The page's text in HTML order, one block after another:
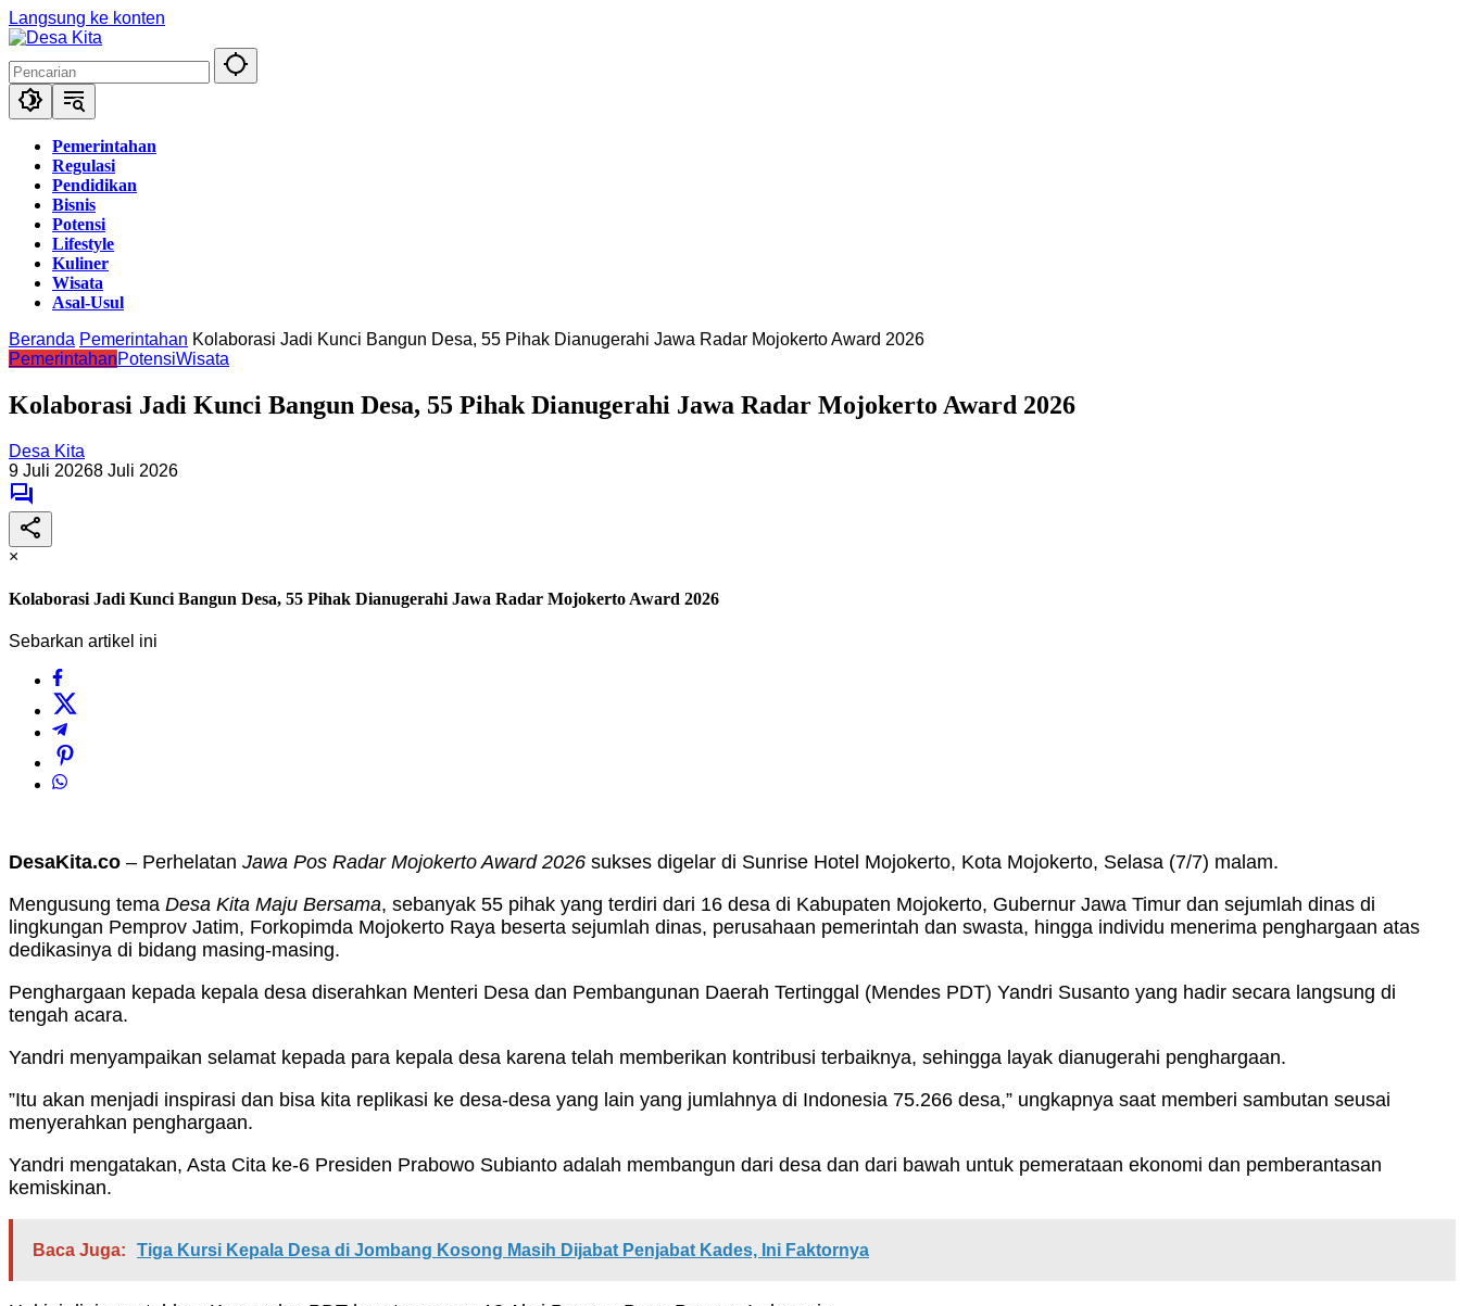
Langsung ke konten
Pemerintahan
Regulasi
Pendidikan
Bisnis
Potensi
Lifestyle
Kuliner
Wisata
Asal-Usul
Beranda Pemerintahan Kolaborasi Jadi Kunci Bangun Desa, 55 Pihak Dianugerahi Jawa Radar Mojokerto Award 2026
PemerintahanPotensiWisata
Kolaborasi Jadi Kunci Bangun Desa, 55 Pihak Dianugerahi Jawa Radar Mojokerto Award 2026
Desa Kita
9 Juli 20268 Juli 2026
×
Kolaborasi Jadi Kunci Bangun Desa, 55 Pihak Dianugerahi Jawa Radar Mojokerto Award 2026
Sebarkan artikel ini
DesaKita.co – Perhelatan Jawa Pos Radar Mojokerto Award 2026 sukses digelar di Sunrise Hotel Mojokerto, Kota Mojokerto, Selasa (7/7) malam.
Mengusung tema Desa Kita Maju Bersama, sebanyak 55 pihak yang terdiri dari 16 desa di Kabupaten Mojokerto, Gubernur Jawa Timur dan sejumlah dinas di
lingkungan Pemprov Jatim, Forkopimda Mojokerto Raya beserta sejumlah dinas, perusahaan pemerintah dan swasta, hingga individu menerima penghargaan atas
dedikasinya di bidang masing-masing.
Penghargaan kepada kepala desa diserahkan Menteri Desa dan Pembangunan Daerah Tertinggal (Mendes PDT) Yandri Susanto yang hadir secara langsung di
tengah acara.
Yandri menyampaikan selamat kepada para kepala desa karena telah memberikan kontribusi terbaiknya, sehingga layak dianugerahi penghargaan.
”Itu akan menjadi inspirasi dan bisa kita replikasi ke desa-desa yang lain yang jumlahnya di Indonesia 75.266 desa,” ungkapnya saat memberi sambutan seusai
menyerahkan penghargaan.
Yandri mengatakan, Asta Cita ke-6 Presiden Prabowo Subianto adalah membangun dari desa dan dari bawah untuk pemerataan ekonomi dan pemberantasan
kemiskinan.
Baca Juga: Tiga Kursi Kepala Desa di Jombang Kosong Masih Dijabat Penjabat Kades, Ini Faktornya